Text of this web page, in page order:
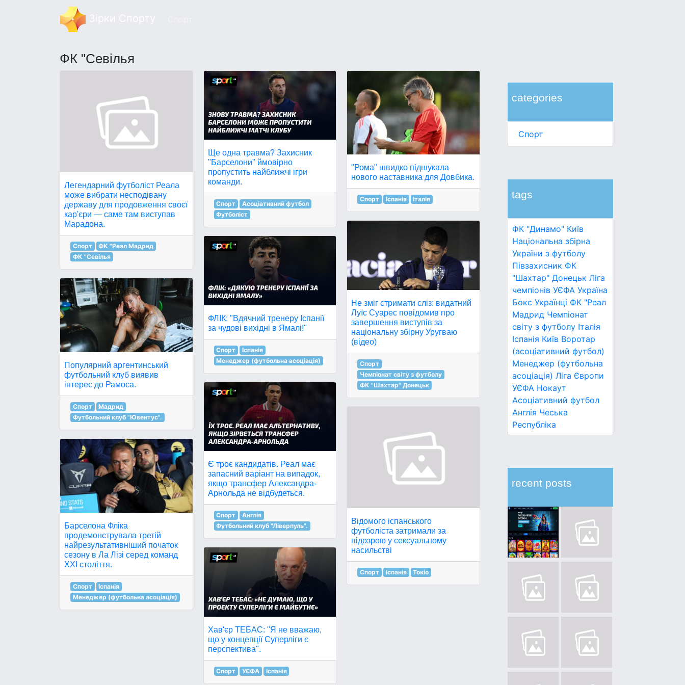
ФК "Севілья
categories
Спорт
tags
ФК "Динамо" Київ
Національна збірна
України з футболу
Півзахисник ФК
"Шахтар" Донецьк Ліга
чемпіонів УЄФА Україна
Бокс Українці ФК "Реал
Мадрид Чемпіонат
світу з футболу Італія
Іспанія Київ Воротар
(асоціативний футбол)
Менеджер (футбольна
асоціація) Ліга Європи
УЄФА Нокаут
Асоціативний футбол
Англія Чеська
Республіка
recent posts
Легендарний футболіст Реала
може вибрати несподівану
державу для продовження своєї
кар'єри — саме там виступав
Марадона.
Спорт
ФК "Реал Мадрид
ФК "Севілья
Популярний аргентинський
футбольний клуб виявив
інтерес до Рамоса.
Спорт
Мадрид
Футбольний клуб "Ювентус".
Барселона Фліка
продемонструвала третій
найрезультативніший початок
сезону в Ла Лізі серед команд
XXI століття.
Спорт
Іспанія
Менеджер (футбольна асоціація)
Ще одна травма? Захисник
"Барселони" ймовірно
пропустить найближчі ігри
команди.
Спорт
Асоціативний футбол
Футболіст
ФЛІК: "Вдячний тренеру Іспанії
за чудові вихідні в Ямалі!"
Спорт
Іспанія
Менеджер (футбольна асоціація)
Є троє кандидатів. Реал має
запасний варіант на випадок,
якщо трансфер Александра-
Арнольда не відбудеться.
Спорт
Англія
Футбольний клуб "Ліверпуль".
Хав'єр ТЕБАС: "Я не вважаю,
що у концепції Суперліги є
перспектива".
Спорт УЄФА Іспанія
"Рома" швидко підшукала
нового наставника для Довбика.
Спорт Іспанія Італія
Не зміг стримати сліз: видатний
Луїс Суарес повідомив про
завершення виступів за
національну збірну Уругваю
(відео)
Спорт
Чемпіонат світу з футболу
ФК "Шахтар" Донецьк
Відомого іспанського
футболіста затримали за
підозрою у сексуальному
насильстві
Спорт Іспанія Токіо